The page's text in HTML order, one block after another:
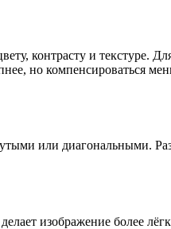
контрасту и текстуре.
но компенсироваться
или диагональными.
изображение более